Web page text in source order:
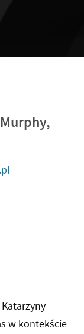
w kontekście